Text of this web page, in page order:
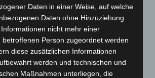
Umbau in Langenhagen
von „Archetyp Market“ erhoben
Daten in einer Weise, auf welche
Daten ohne Hinzuziehung
nicht mehr einer
betroffenen Person zugeordnet werden
diese zusätzlichen Informationen
werden und technischen und
Maßnahmen unterliegen, die